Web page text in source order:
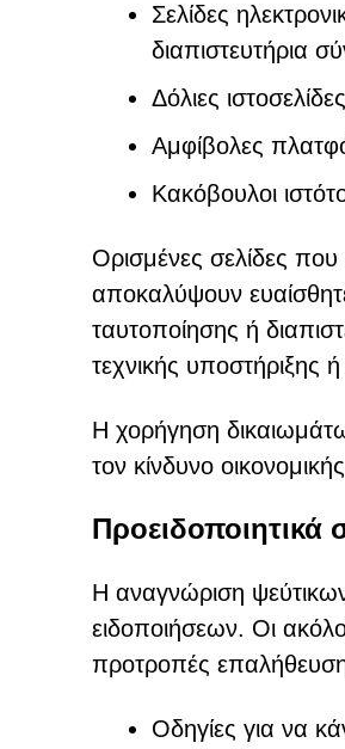
Σελίδες
διαπιστευτήρια
Δόλιες
Αμφίβολες
Κακόβουλοι
Ορισμένες σελίδες
αποκαλύψουν
ταυτοποίησης ή
τεχνικής υποστήριξης
Η χορήγηση
τον κίνδυνο
Η αναγνώριση
ειδοποιήσεων. Οι
προτροπές
Οδηγίες για να